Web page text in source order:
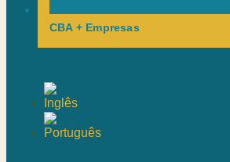
CBA + Empresas